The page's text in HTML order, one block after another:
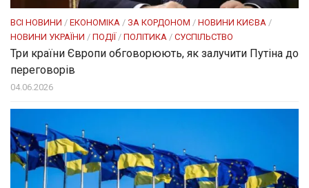
ВСІ НОВИНИ / ЕКОНОМІКА / ЗА КОРДОНОМ / НОВИНИ КИЄВА /
НОВИНИ УКРАЇНИ / ПОДІЇ / ПОЛІТИКА / СУСПІЛЬСТВО
Три країни Європи обговорюють, як залучити Путіна до
переговорів
04.06.2026